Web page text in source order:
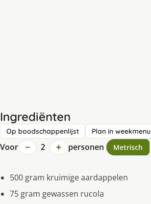
Ingrediënten
Op boodschappenlijst Plan in weekmenu
Voor − 2 + personen Metrisch
500 gram kruimige aardappelen
75 gram gewassen rucola